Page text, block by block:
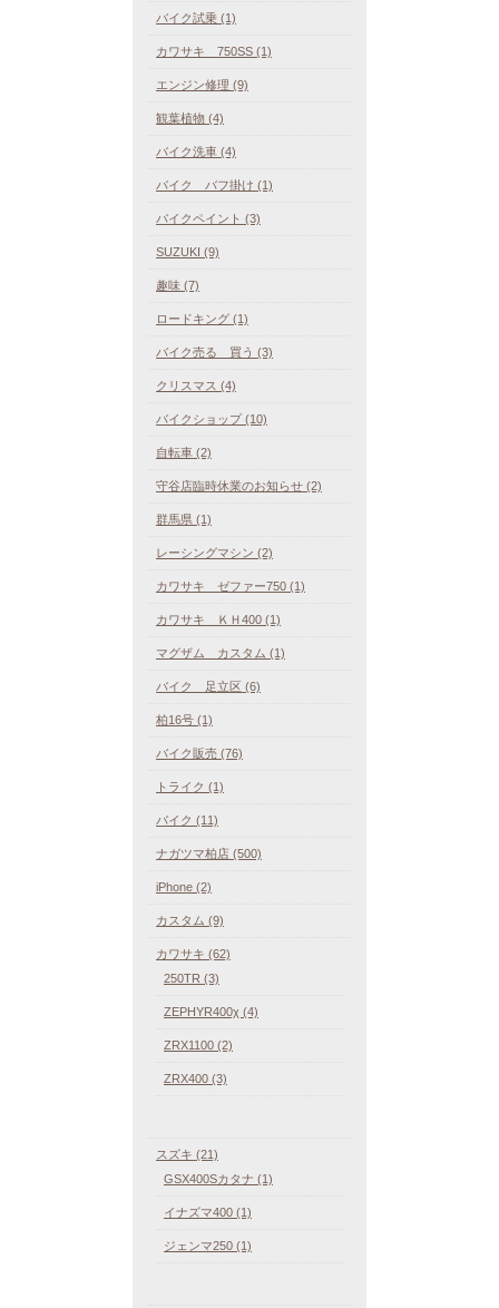
バイク試乗 (1)
カワサキ 750SS (1)
エンジン修理 (9)
観葉植物 (4)
バイク洗車 (4)
バイク バフ掛け (1)
バイクペイント (3)
SUZUKI (9)
趣味 (7)
ロードキング (1)
バイク売る 買う (3)
クリスマス (4)
バイクショップ (10)
自転車 (2)
守谷店臨時休業のお知らせ (2)
群馬県 (1)
レーシングマシン (2)
カワサキ ゼファー750 (1)
カワサキ ＫＨ400 (1)
マグザム カスタム (1)
バイク 足立区 (6)
柏16号 (1)
バイク販売 (76)
トライク (1)
バイク (11)
ナガツマ柏店 (500)
iPhone (2)
カスタム (9)
カワサキ (62)
250TR (3)
ZEPHYR400χ (4)
ZRX1100 (2)
ZRX400 (3)
スズキ (21)
GSX400Sカタナ (1)
イナズマ400 (1)
ジェンマ250 (1)